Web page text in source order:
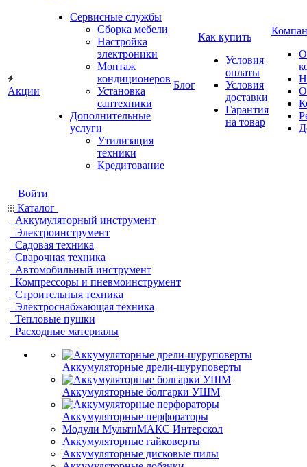
Акции
Сервисные службы
Сборка мебели
Настройка
электроники
Монтаж
кондиционеров
Установка
сантехники
Дополнительные
услуги
Утилизация
техники
Кредитование
Блог
Как купить
Условия
оплаты
Условия
доставки
Гарантия
на товар
О
Войти
Каталог
Аккумуляторный инструмент
Электроинструмент
Садовая техника
Сварочная техника
Автомобильный инструмент
Компрессоры и пневмоинструмент
Строительныя техника
Электроснабжающая техника
Тепловые пушки
Расходные материалы
Аккумуляторные дрели-шуруповерты
Аккумуляторные болгарки УШМ
Аккумуляторные перфораторы
Модули МультиМАКС Интерскол
Аккумуляторные гайковерты
Аккумуляторные дисковые пилы